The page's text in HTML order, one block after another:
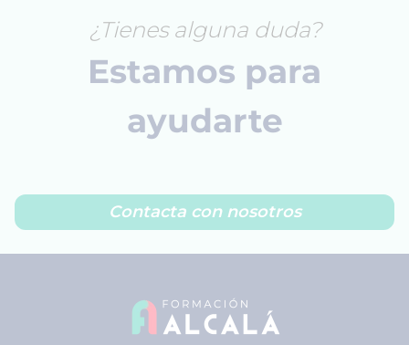
¿Tienes alguna duda?
Estamos para
ayudarte
Contacta con nosotros